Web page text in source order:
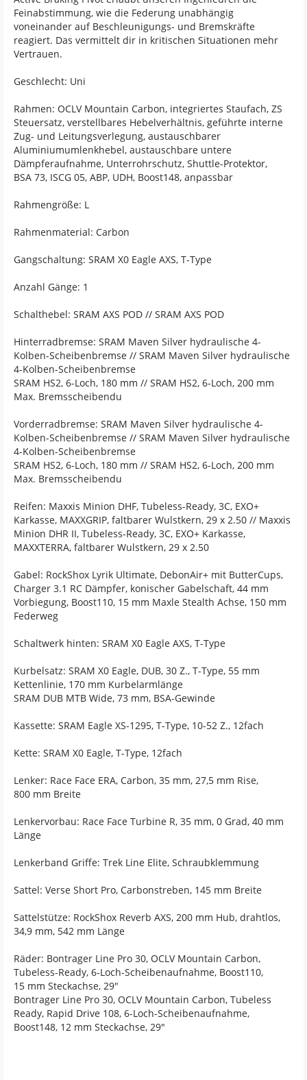
Feinabstimmung, wie die Federung unabhängig
voneinander auf Beschleunigungs- und Bremskräfte
reagiert. Das vermittelt dir in kritischen Situationen mehr
Vertrauen.
Geschlecht: Uni
Rahmen: OCLV Mountain Carbon, integriertes Staufach, ZS
Steuersatz, verstellbares Hebelverhältnis, geführte interne
Zug- und Leitungsverlegung, austauschbarer
Aluminiumumlenkhebel, austauschbare untere
Dämpferaufnahme, Unterrohrschutz, Shuttle-Protektor,
BSA 73, ISCG 05, ABP, UDH, Boost148, anpassbar
Rahmengröße: L
Rahmenmaterial: Carbon
Gangschaltung: SRAM X0 Eagle AXS, T-Type
Anzahl Gänge: 1
Schalthebel: SRAM AXS POD // SRAM AXS POD
Hinterradbremse: SRAM Maven Silver hydraulische 4-
Kolben-Scheibenbremse // SRAM Maven Silver hydraulische
4-Kolben-Scheibenbremse
SRAM HS2, 6-Loch, 180 mm // SRAM HS2, 6-Loch, 200 mm
Max. Bremsscheibendu
Vorderradbremse: SRAM Maven Silver hydraulische 4-
Kolben-Scheibenbremse // SRAM Maven Silver hydraulische
4-Kolben-Scheibenbremse
SRAM HS2, 6-Loch, 180 mm // SRAM HS2, 6-Loch, 200 mm
Max. Bremsscheibendu
Reifen: Maxxis Minion DHF, Tubeless-Ready, 3C, EXO+
Karkasse, MAXXGRIP, faltbarer Wulstkern, 29 x 2.50 // Maxxis
Minion DHR II, Tubeless-Ready, 3C, EXO+ Karkasse,
MAXXTERRA, faltbarer Wulstkern, 29 x 2.50
Gabel: RockShox Lyrik Ultimate, DebonAir+ mit ButterCups,
Charger 3.1 RC Dämpfer, konischer Gabelschaft, 44 mm
Vorbiegung, Boost110, 15 mm Maxle Stealth Achse, 150 mm
Federweg
Schaltwerk hinten: SRAM X0 Eagle AXS, T-Type
Kurbelsatz: SRAM X0 Eagle, DUB, 30 Z., T-Type, 55 mm
Kettenlinie, 170 mm Kurbelarmlänge
SRAM DUB MTB Wide, 73 mm, BSA-Gewinde
Kassette: SRAM Eagle XS-1295, T-Type, 10-52 Z., 12fach
Kette: SRAM X0 Eagle, T-Type, 12fach
Lenker: Race Face ERA, Carbon, 35 mm, 27,5 mm Rise,
800 mm Breite
Lenkervorbau: Race Face Turbine R, 35 mm, 0 Grad, 40 mm
Länge
Lenkerband Griffe: Trek Line Elite, Schraubklemmung
Sattel: Verse Short Pro, Carbonstreben, 145 mm Breite
Sattelstütze: RockShox Reverb AXS, 200 mm Hub, drahtlos,
34,9 mm, 542 mm Länge
Räder: Bontrager Line Pro 30, OCLV Mountain Carbon,
Tubeless-Ready, 6-Loch-Scheibenaufnahme, Boost110,
15 mm Steckachse, 29"
Bontrager Line Pro 30, OCLV Mountain Carbon, Tubeless
Ready, Rapid Drive 108, 6-Loch-Scheibenaufnahme,
Boost148, 12 mm Steckachse, 29"